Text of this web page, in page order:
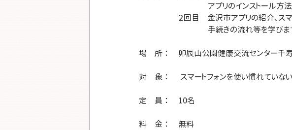
　　　   アプリのインストール方
２回目　金沢市アプリの紹介、
　　　   手続きの流れ等を学びま
場　所 ： 	卯辰山公園健康交流センタ
対　象 ：	 スマートフォンを使い慣れ
定　員 ： 	10名
料　金 ：	無料